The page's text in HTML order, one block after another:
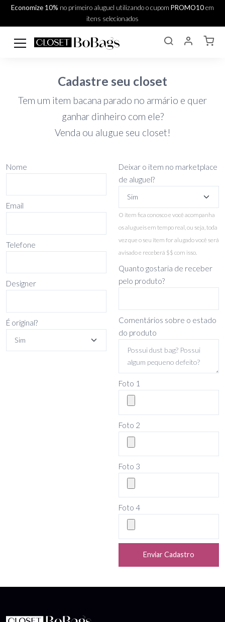
Economize 10% no primeiro aluguel utilizando o cupom PROMO10em
itens selecionados
Cadastre seu closet
Tem um item bacana parado no armário e quer
ganhar dinheiro com ele?
Venda ou alugue seu closet!
Nome
Email
Telefone
Designer
É original?
Deixar o item no marketplace
de aluguel?
O item fica conosco e você acompanha
os alugueis em tempo real, ou seja, toda
vez que o seu item for alugado você será
avisado e receberá $$ com isso.
Quanto gostaria de receber
pelo produto?
Comentários sobre o estado
do produto
Foto 1
Foto 2
Foto 3
Foto 4
Enviar Cadastro